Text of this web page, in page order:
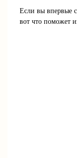
Если вы впервые
вот что поможет